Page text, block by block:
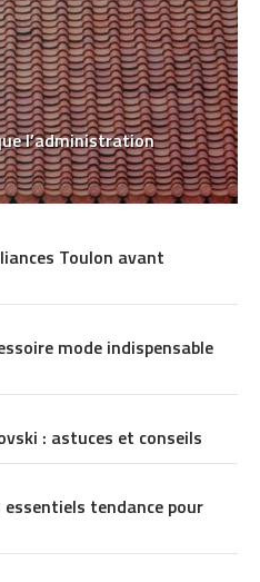
l’administration
Toulon avant
mode indispensable
: astuces et conseils
tendance pour